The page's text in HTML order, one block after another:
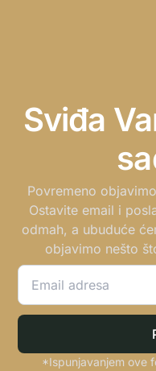
Sviđa
Povremeno
Ostavite email i
odmah, a ubuduće
objavimo nešto
*Ispunjavanjem ove